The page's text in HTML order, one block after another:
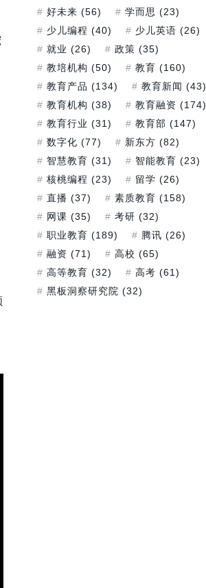
好未来 (56) 学而思 (23)
少儿编程 (40) 少儿英语 (26)
就业 (26) 政策 (35)
教培机构 (50) 教育 (160)
教育产品 (134) 教育新闻 (43)
教育机构 (38) 教育融资 (174)
教育行业 (31) 教育部 (147)
数字化 (77) 新东方 (82)
智慧教育 (31) 智能教育 (23)
核桃编程 (23) 留学 (26)
直播 (37) 素质教育 (158)
网课 (35) 考研 (32)
职业教育 (189) 腾讯 (26)
融资 (71) 高校 (65)
高等教育 (32) 高考 (61)
黑板洞察研究院 (32)